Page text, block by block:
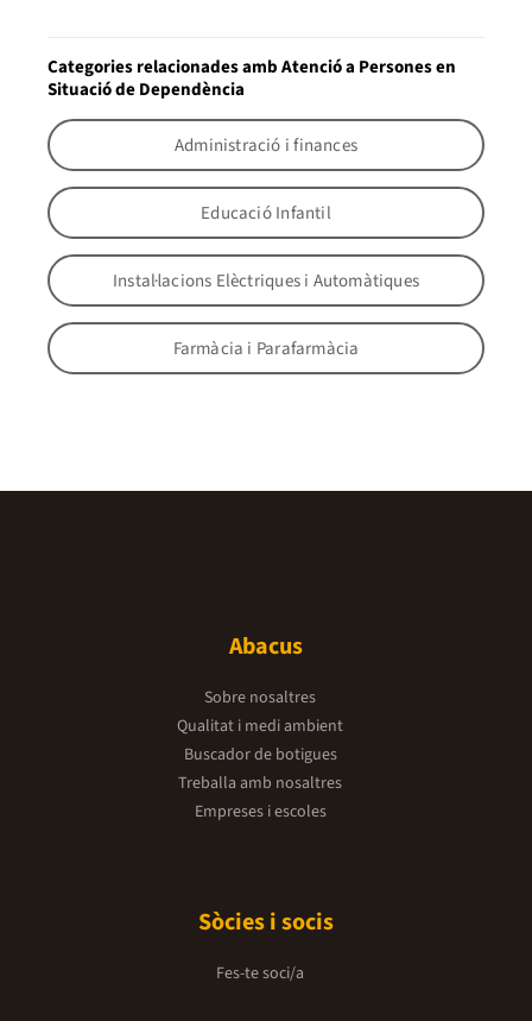
Categories relacionades amb Atenció a Persones en
Situació de Dependència
Administració i finances
Educació Infantil
Instal·lacions Elèctriques i Automàtiques
Farmàcia i Parafarmàcia
Abacus
Sobre nosaltres
Qualitat i medi ambient
Buscador de botigues
Treballa amb nosaltres
Empreses i escoles
Sòcies i socis
Fes-te soci/a